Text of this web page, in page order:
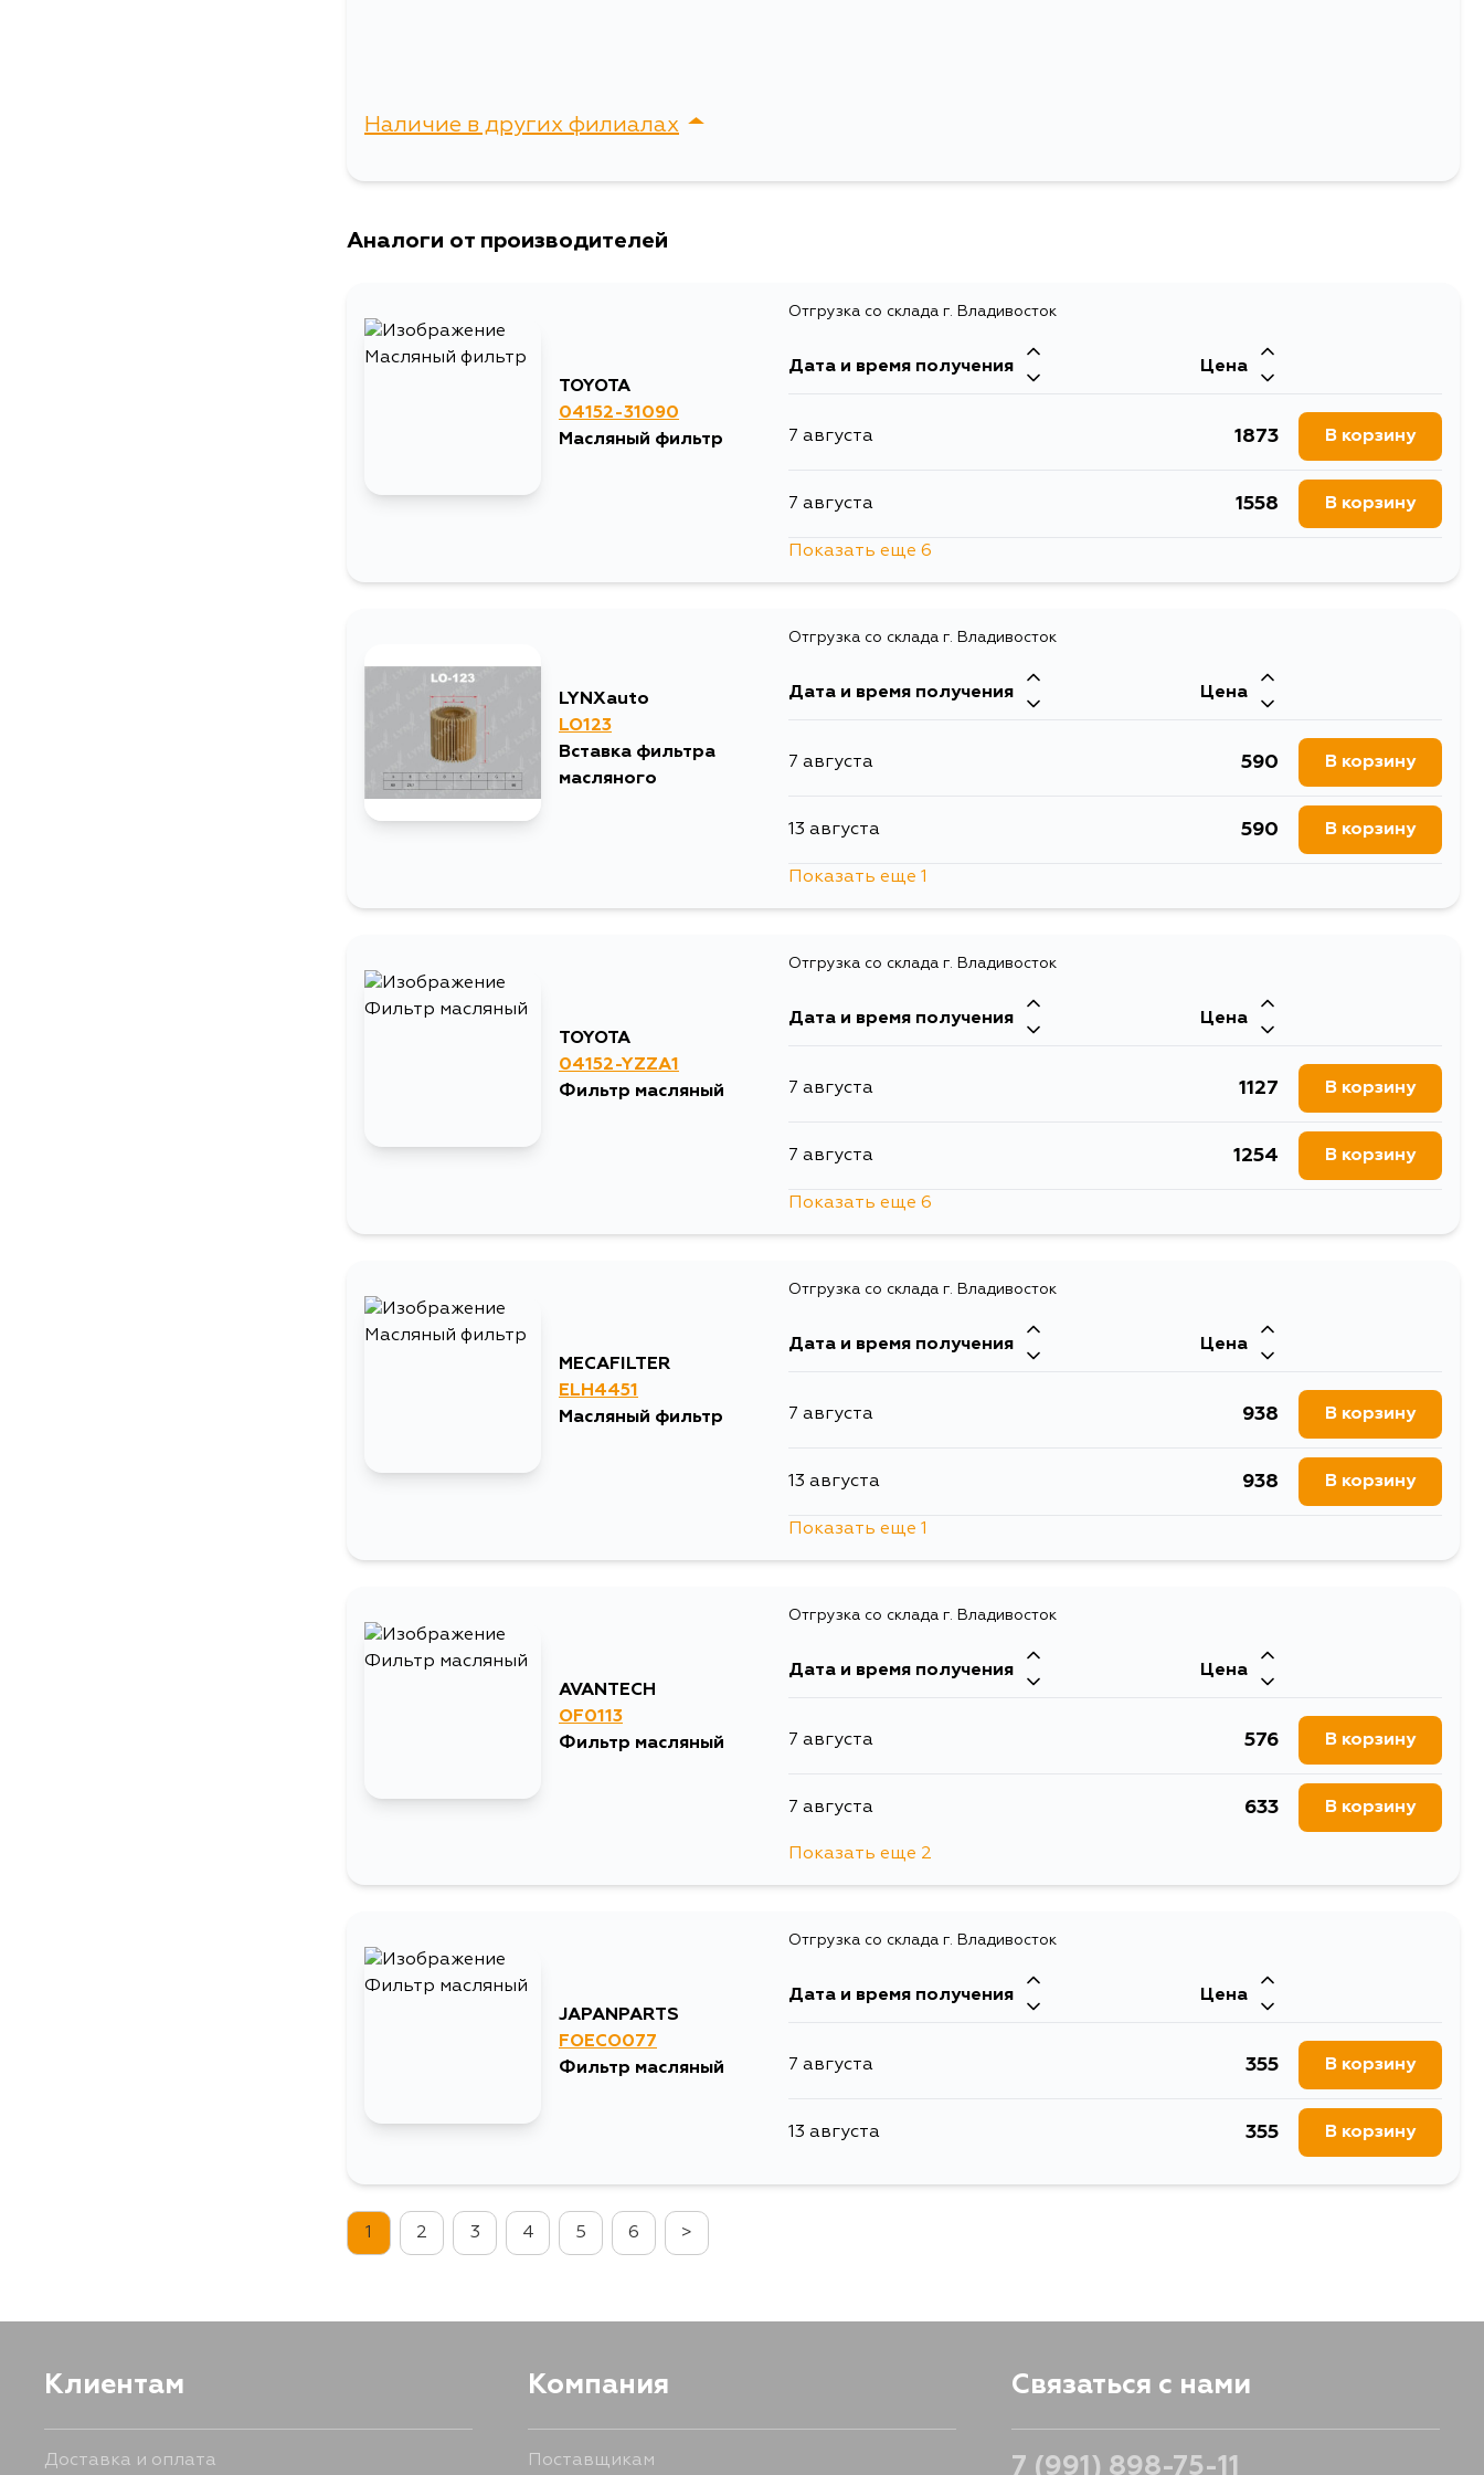
Наличие в других филиалах
Аналоги от производителей
TOYOTA
04152-31090
Масляный фильтр
Отгрузка со склада г. Владивосток
Дата и время получения Цена
7 августа 1873 В корзину
7 августа 1558 В корзину
7 августа
10 августа 2566
12 августа 2666 В корзину
13 августа 1558 В корзину
1 сентября 1558 В корзину
Показать еще 6
LYNXauto
LO123
Вставка фильтра
масляного
Отгрузка со склада г. Владивосток
Дата и время получения Цена
7 августа 590 В корзину
13 августа 590 В корзину
Показать еще 1
TOYOTA
04152-YZZA1
Фильтр масляный
Отгрузка со склада г. Владивосток
Дата и время получения Цена
7 августа 1127 В корзину
7 августа 1254 В корзину
10 августа
12 августа 1606
12 августа 1042 В корзину
13 августа 1127 В корзину
1 сентября 1127 В корзину
Показать еще 6
MECAFILTER
ELH4451
Масляный фильтр
Отгрузка со склада г. Владивосток
Дата и время получения Цена
7 августа 938 В корзину
13 августа 938 В корзину
Показать еще 1
AVANTECH
OF0113
Фильтр масляный
Отгрузка со склада г. Владивосток
Дата и время получения Цена
7 августа 576 В корзину
7 августа 633 В корзину
12 августа
Показать еще 2
JAPANPARTS
FOECO077
Фильтр масляный
Отгрузка со склада г. Владивосток
Дата и время получения Цена
7 августа 355 В корзину
13 августа 355 В корзину
1 2 3 4 5 6 >
Клиентам
Доставка и оплата
Компания
Поставщикам
Связаться с нами
7 (991) 898-75-11